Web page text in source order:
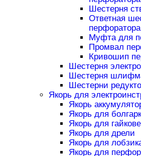
Шестерня
Ответная
перфоратора
Муфта для
Промвал
Кривошип
Шестерня
Шестерня
Шестерни
Якорь для
Якорь
Якорь для
Якорь для
Якорь для дрели
Якорь для
Якорь для